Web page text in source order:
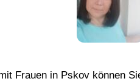
Мужчину позитивно
настроенного с
Frauen in Pskov können